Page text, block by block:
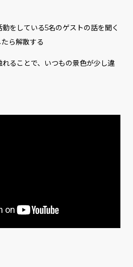
をしている5名のゲストの話を聞く
ら解散する
ることで、いつもの景色が少し違